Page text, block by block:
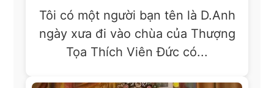
Tôi có một người bạn tên là D.Anh
ngày xưa đi vào chùa của Thượng
Tọa Thích Viên Đức có...